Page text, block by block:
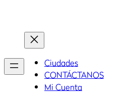
Ciudades
CONTÁCTANOS
Mi Cuenta